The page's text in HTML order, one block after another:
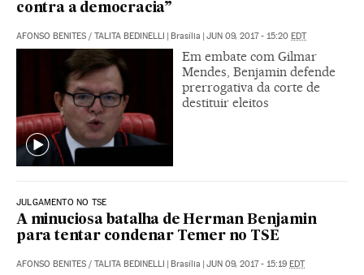
contra a democracia”
AFONSO BENITES / TALITA BEDINELLI | Brasília | JUN 09, 2017 - 15:20 EDT
Em embate com Gilmar
Mendes, Benjamin defende
prerrogativa da corte de
destituir eleitos
JULGAMENTO NO TSE
A minuciosa batalha de Herman Benjamin
para tentar condenar Temer no TSE
AFONSO BENITES / TALITA BEDINELLI | Brasília | JUN 09, 2017 - 15:19 EDT